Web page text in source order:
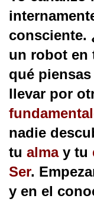
consciente.
un robot en
qué
llevar por
nadie
tu almay tu
Ser.
y en el